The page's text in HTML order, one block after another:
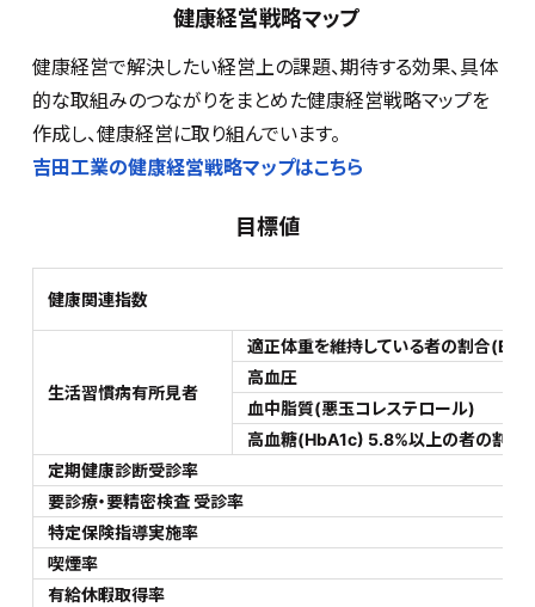
健康経営戦略マップ
健康経営で解決したい経営上の課題、期待する効果、具体
的な取組みのつながりをまとめた健康経営戦略マップを
作成し、健康経営に取り組んでいます。
吉田工業の健康経営戦略マップはこちら
目標値
健康関連指数
生活習慣病有所見者
適正体重を維持している者の割合(BMI)
高血圧
血中脂質(悪玉コレステロール)
高血糖(HbA1c) 5.8%以上の者の割合
定期健康診断受診率
要診療・要精密検査 受診率
特定保険指導実施率
喫煙率
有給休暇取得率